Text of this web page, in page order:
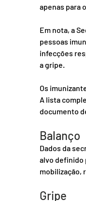
apenas para
Em nota, a
pessoas
infecções
a gripe.
Os
A lista
documento
Balanço
Dados da
alvo definido
mobilização,
Gripe